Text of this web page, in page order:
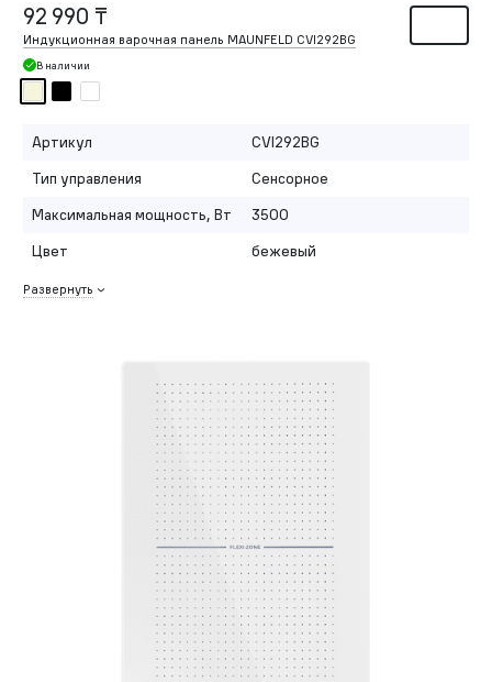
92 990 ₸
Индукционная варочная панель MAUNFELD CVI292BG
В наличии
Артикул
CVI292BG
Тип управления
Сенсорное
Максимальная мощность, Вт
3500
Цвет
бежевый
Развернуть